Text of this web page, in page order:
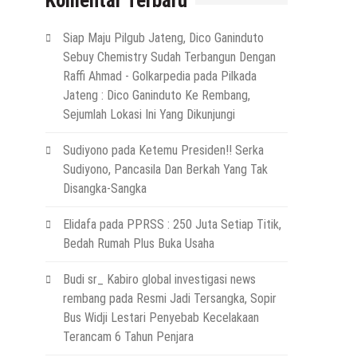
Siap Maju Pilgub Jateng, Dico Ganinduto
Sebuy Chemistry Sudah Terbangun Dengan
Raffi Ahmad - Golkarpediapada Pilkada
Jateng : Dico Ganinduto Ke Rembang,
Sejumlah Lokasi Ini Yang Dikunjungi
Sudiyono pada Ketemu Presiden!! Serka
Sudiyono, Pancasila Dan Berkah Yang Tak
Disangka-Sangka
Elidafapada PPRSS : 250 Juta Setiap Titik,
Bedah Rumah Plus Buka Usaha
Budi sr_ Kabiro global investigasi news
rembang pada Resmi Jadi Tersangka, Sopir
Bus Widji Lestari Penyebab Kecelakaan
Terancam 6 Tahun Penjara